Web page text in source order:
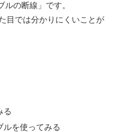
ルの断線」です。
目では分かりにくいことが
る
ルを使ってみる